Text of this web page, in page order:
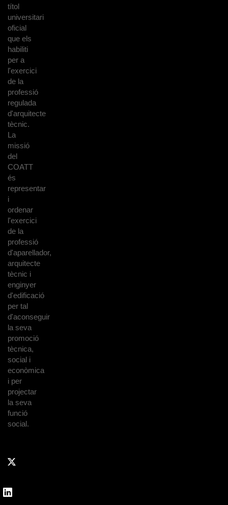
títol
universitari
oficial
que els
habiliti
per a
l'exercici
de la
professió
regulada
d'arquitecte
tècnic.
La
missió
del
COATT
és
representar
i
ordenar
l'exercici
de la
professió
d'aparellador,
arquitecte
tècnic i
enginyer
d'edificació
per tal
d'aconseguir
la seva
promoció
tècnica,
social i
econòmica
i per
projectar
la seva
funció
social.